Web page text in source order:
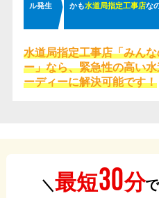
ル発生
かも水道局指定工事店な
水道局指定工事店「みん
ー」なら、緊急性の高い
ーディーに解決可能です！
＼最短30分